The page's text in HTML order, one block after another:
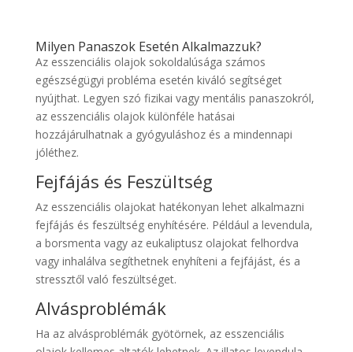
Milyen Panaszok Esetén Alkalmazzuk?
Az esszenciális olajok sokoldalúsága számos
egészségügyi probléma esetén kiváló segítséget
nyújthat. Legyen szó fizikai vagy mentális panaszokról,
az esszenciális olajok különféle hatásai
hozzájárulhatnak a gyógyuláshoz és a mindennapi
jóléthez.
Fejfájás és Feszültség
Az esszenciális olajokat hatékonyan lehet alkalmazni
fejfájás és feszültség enyhítésére. Például a levendula,
a borsmenta vagy az eukaliptusz olajokat felhordva
vagy inhalálva segíthetnek enyhíteni a fejfájást, és a
stressztől való feszültséget.
Alvásproblémák
Ha az alvásproblémák gyötörnek, az esszenciális